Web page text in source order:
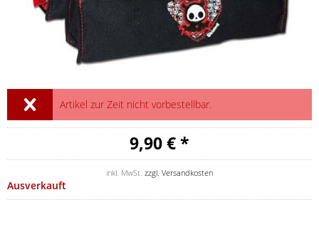
Artikel zur Zeit nicht vorbestellbar.
9,90 € *
inkl. MwSt. zzgl. Versandkosten
Ausverkauft